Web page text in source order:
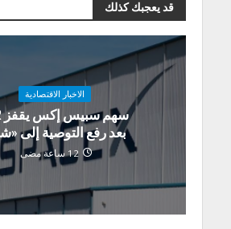
قد يعجبك كذلك
الاخبار الاقتصادية
بعد رفع التوصية إلى
12 ساعة مضى